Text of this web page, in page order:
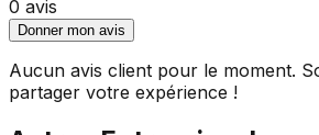
0 avis
Donner mon avis
Aucun avis client pour le moment.
partager votre expérience !